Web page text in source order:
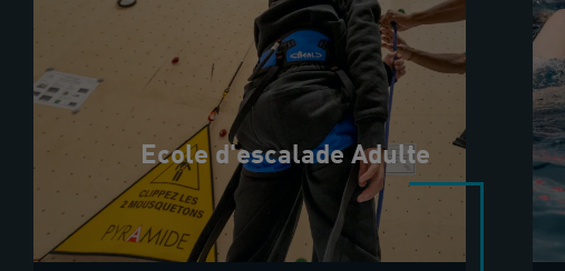
Ecole d'escalade Adulte